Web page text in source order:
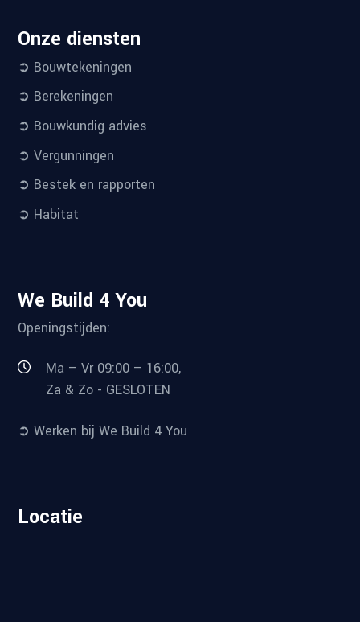
Onze diensten
➲ Bouwtekeningen
➲ Berekeningen
➲ Bouwkundig advies
➲ Vergunningen
➲ Bestek en rapporten
➲ Habitat
We Build 4 You
Openingstijden:
Ma – Vr 09:00 – 16:00,
Za & Zo - GESLOTEN
➲ Werken bij We Build 4 You
Locatie